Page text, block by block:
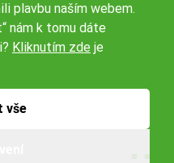
plavbu naším webem.
nám k tomu dáte
Kliknutím zde je
vše